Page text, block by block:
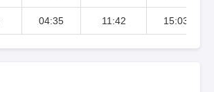
04:35 11:42 15:03